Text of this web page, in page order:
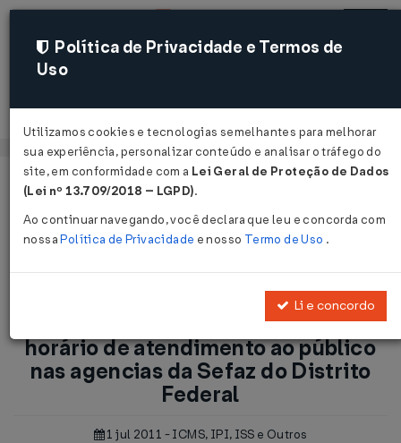
Acessar
Página Inicial
Notícias
público nas agencias da Sefaz do Distrito Federal...
Voltar
ICMS-DF: Estabelecido novo
horário de atendimento ao público
nas agencias da Sefaz do Distrito
Federal
1 jul 2011 - ICMS, IPI, ISS e Outros
Política de Privacidade e Termos de
Uso
Utilizamos cookies e tecnologias semelhantes para melhorar
sua experiência, personalizar conteúdo e analisar o tráfego do
site, em conformidade com a Lei Geral de Proteção de Dados
(Lei nº 13.709/2018 – LGPD).
Ao continuar navegando, você declara que leu e concorda com
nossaPolítica de Privacidade e nosso Termo de Uso .
Li e concordo